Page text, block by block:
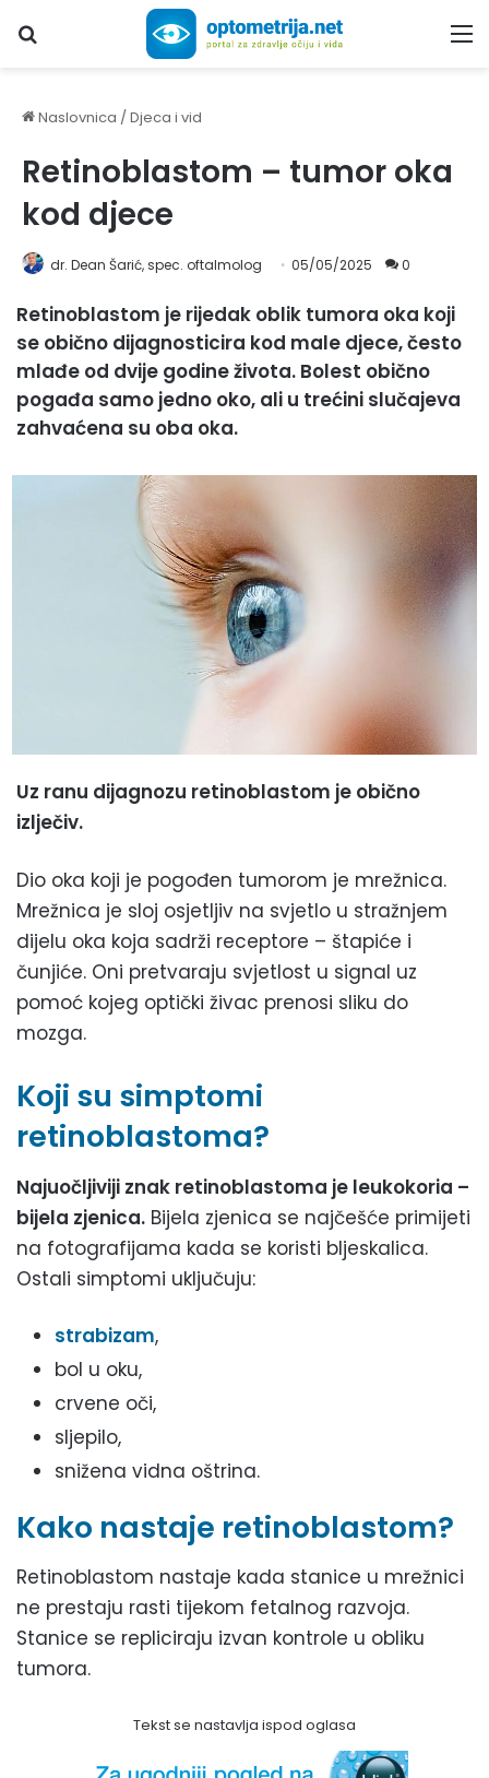
Upiši traženi pojam...
Naslovnica /Djeca i vid
Retinoblastom – tumor oka
kod djece
dr. Dean Šarić, spec. oftalmolog 05/05/2025 0
Retinoblastom je rijedak oblik tumora oka koji
se obično dijagnosticira kod male djece, često
mlađe od dvije godine života. Bolest obično
pogađa samo jedno oko, ali u trećini slučajeva
zahvaćena su oba oka.
Uz ranu dijagnozu retinoblastom je obično
izlječiv.
Dio oka koji je pogođen tumorom je mrežnica.
Mrežnica je sloj osjetljiv na svjetlo u stražnjem
dijelu oka koja sadrži receptore – štapiće i
čunjiće. Oni pretvaraju svjetlost u signal uz
pomoć kojeg optički živac prenosi sliku do
mozga.
Koji su simptomi
retinoblastoma?
Najuočljiviji znak retinoblastoma je leukokoria –
bijela zjenica. Bijela zjenica se najčešće primijeti
na fotografijama kada se koristi bljeskalica.
Ostali simptomi uključuju:
strabizam,
bol u oku,
crvene oči,
sljepilo,
snižena vidna oštrina.
Kako nastaje retinoblastom?
Retinoblastom nastaje kada stanice u mrežnici
ne prestaju rasti tijekom fetalnog razvoja.
Stanice se repliciraju izvan kontrole u obliku
tumora.
Tekst se nastavlja ispod oglasa